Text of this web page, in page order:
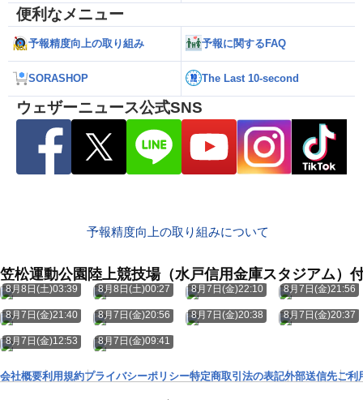
便利なメニュー
予報精度向上の取り組み 予報に関するFAQ
SORASHOP The Last 10-second
ウェザーニュース公式SNS
予報精度向上の取り組みについて
笠松運動公園陸上競技場（水戸信用金庫スタジアム）
8月8日(土)03:39 8月8日(土)00:27 8月7日(金)22:10 8月7日(金)21:56
8月7日(金)21:40 8月7日(金)20:56 8月7日(金)20:38 8月7日(金)20:37
8月7日(金)12:53 8月7日(金)09:41
会社概要利用規約プライバシーポリシー特定商取引法の表記外部送信先ご利